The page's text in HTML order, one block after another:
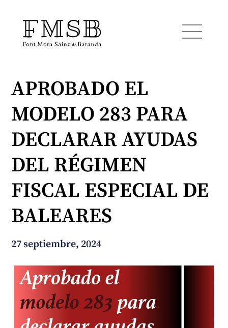
Inicio
Font Mora Sainz de Baranda
Servicios
Noticias
APROBADO EL
MODELO 283 PARA
DECLARAR AYUDAS
DEL RÉGIMEN
FISCAL ESPECIAL DE
BALEARES
27 septiembre, 2024